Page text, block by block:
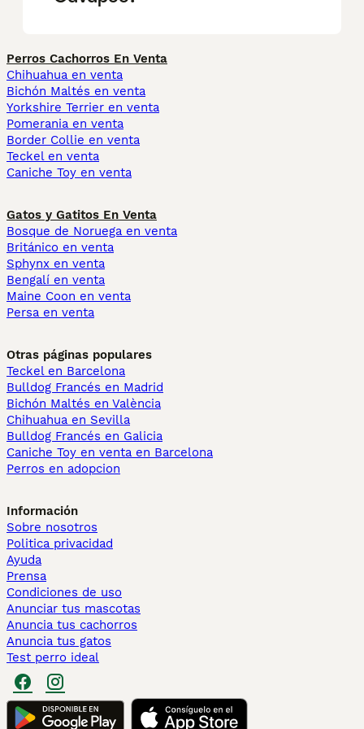
Perros Cachorros En Venta
Chihuahua en venta
Bichón Maltés en venta
Yorkshire Terrier en venta
Pomerania en venta
Border Collie en venta
Teckel en venta
Caniche Toy en venta
Gatos y Gatitos En Venta
Bosque de Noruega en venta
Británico en venta
Sphynx en venta
Bengalí en venta
Maine Coon en venta
Persa en venta
Otras páginas populares
Teckel en Barcelona
Bulldog Francés en Madrid
Bichón Maltés en València
Chihuahua en Sevilla
Bulldog Francés en Galicia
Caniche Toy en venta en Barcelona
Perros en adopcion
Información
Sobre nosotros
Politica privacidad
Ayuda
Prensa
Condiciones de uso
Anunciar tus mascotas
Anuncia tus cachorros
Anuncia tus gatos
Test perro ideal